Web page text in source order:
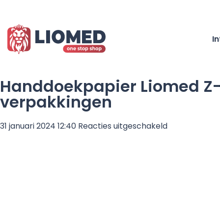
Handdoekpapier Liomed
verpakkingen
31 januari 2024 12:40 Reacties uitgeschakeldvoor